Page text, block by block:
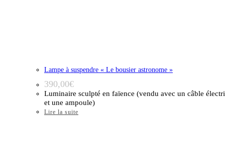
Lampe à suspendre « Le bousier astronome »
390,00€
Luminaire sculpté en faïence (vendu avec un câble
et une ampoule)
Lire la suite